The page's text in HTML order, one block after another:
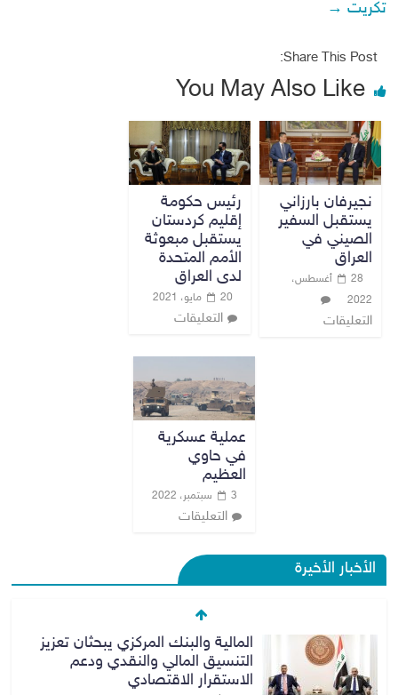
تكريت →
Share This Post:
You May Also Like
نجيرفان بارزاني
يستقبل السفير
الصيني في
العراق
28 أغسطس،
2022
التعليقات
رئيس حكومة
إقليم كردستان
يستقبل مبعوثة
الأمم المتحدة
لدى العراق
20 مايو، 2021
التعليقات
عملية عسكرية
في حاوي
العظيم
3 سبتمبر، 2022
التعليقات
الأخبار الأخيرة
المالية والبنك المركزي يبحثان تعزيز
التنسيق المالي والنقدي ودعم
الاستقرار الاقتصادي